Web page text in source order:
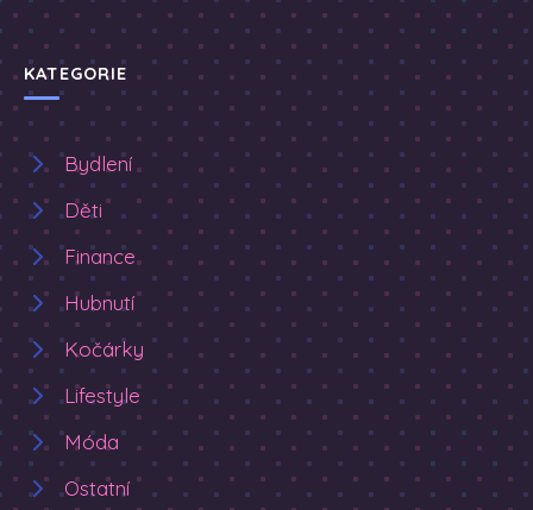
KATEGORIE
Bydlení
Děti
Finance
Hubnutí
Kočárky
Lifestyle
Móda
Ostatní